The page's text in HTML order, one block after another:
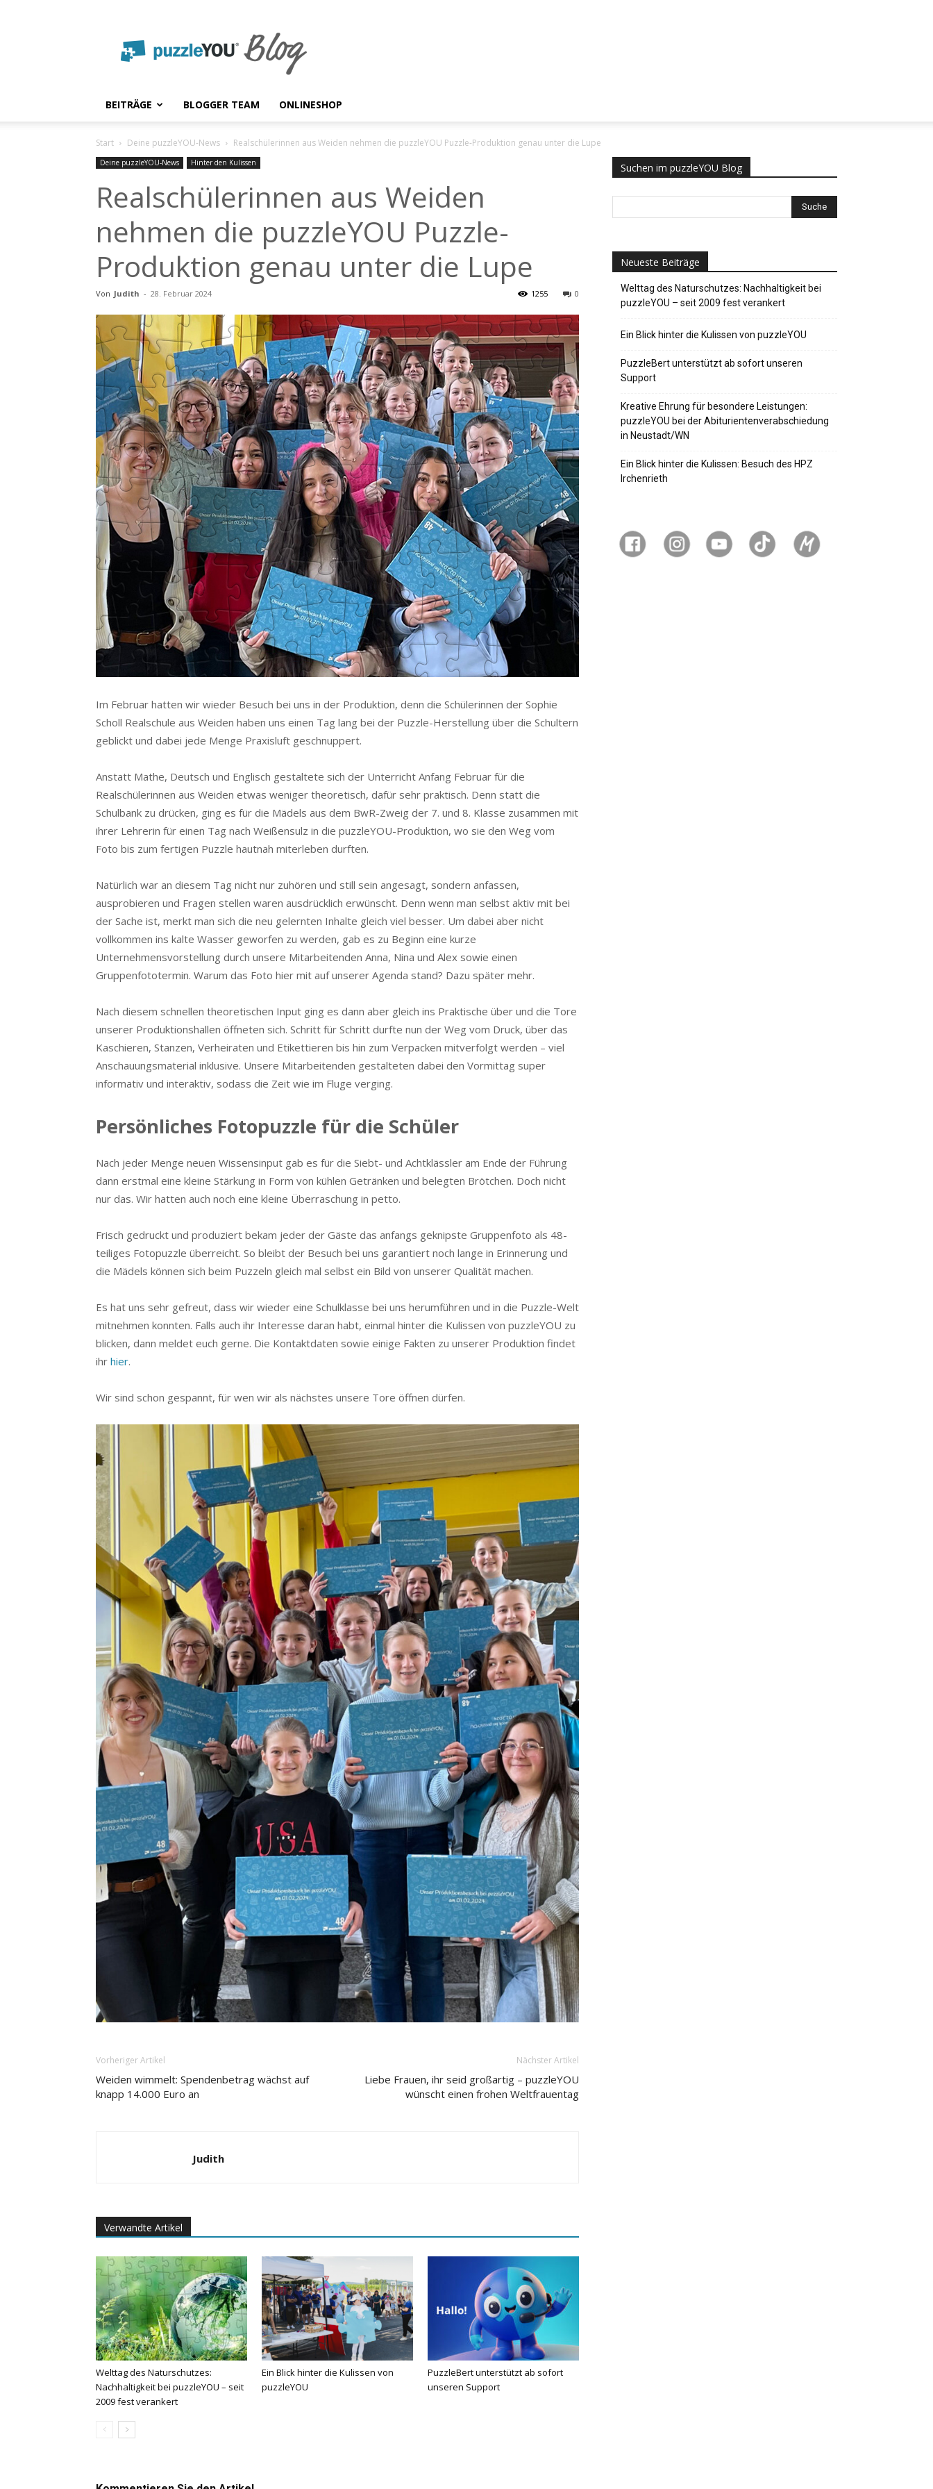
Blog
BEITRÄGE BLOGGER TEAM ONLINESHOP
Start Deine puzzleYOU-News Realschülerinnen aus Weiden nehmen die puzzleYOU Puzzle-Produktion genau unter die Lupe
Deine puzzleYOU-News Hinter den Kulissen
Realschülerinnen aus Weiden
nehmen die puzzleYOU Puzzle-
Produktion genau unter die Lupe
Von Judith - 28. Februar 2024 0
1255
Im Februar hatten wir wieder Besuch bei uns in der Produktion, denn die Schülerinnen der Sophie
Scholl Realschule aus Weiden haben uns einen Tag lang bei der Puzzle-Herstellung über die Schultern
geblickt und dabei jede Menge Praxisluft geschnuppert.
Anstatt Mathe, Deutsch und Englisch gestaltete sich der Unterricht Anfang Februar für die
Realschülerinnen aus Weiden etwas weniger theoretisch, dafür sehr praktisch. Denn statt die
Schulbank zu drücken, ging es für die Mädels aus dem BwR-Zweig der 7. und 8. Klasse zusammen mit
ihrer Lehrerin für einen Tag nach Weißensulz in die puzzleYOU-Produktion, wo sie den Weg vom
Foto bis zum fertigen Puzzle hautnah miterleben durften.
Natürlich war an diesem Tag nicht nur zuhören und still sein angesagt, sondern anfassen,
ausprobieren und Fragen stellen waren ausdrücklich erwünscht. Denn wenn man selbst aktiv mit bei
der Sache ist, merkt man sich die neu gelernten Inhalte gleich viel besser. Um dabei aber nicht
vollkommen ins kalte Wasser geworfen zu werden, gab es zu Beginn eine kurze
Unternehmensvorstellung durch unsere Mitarbeitenden Anna, Nina und Alex sowie einen
Gruppenfototermin. Warum das Foto hier mit auf unserer Agenda stand? Dazu später mehr.
Nach diesem schnellen theoretischen Input ging es dann aber gleich ins Praktische über und die Tore
unserer Produktionshallen öffneten sich. Schritt für Schritt durfte nun der Weg vom Druck, über das
Kaschieren, Stanzen, Verheiraten und Etikettieren bis hin zum Verpacken mitverfolgt werden – viel
Anschauungsmaterial inklusive. Unsere Mitarbeitenden gestalteten dabei den Vormittag super
informativ und interaktiv, sodass die Zeit wie im Fluge verging.
Persönliches Fotopuzzle für die Schüler
Nach jeder Menge neuen Wissensinput gab es für die Siebt- und Achtklässler am Ende der Führung
dann erstmal eine kleine Stärkung in Form von kühlen Getränken und belegten Brötchen. Doch nicht
nur das. Wir hatten auch noch eine kleine Überraschung in petto.
Frisch gedruckt und produziert bekam jeder der Gäste das anfangs geknipste Gruppenfoto als 48-
teiliges Fotopuzzle überreicht. So bleibt der Besuch bei uns garantiert noch lange in Erinnerung und
die Mädels können sich beim Puzzeln gleich mal selbst ein Bild von unserer Qualität machen.
Es hat uns sehr gefreut, dass wir wieder eine Schulklasse bei uns herumführen und in die Puzzle-Welt
mitnehmen konnten. Falls auch ihr Interesse daran habt, einmal hinter die Kulissen von puzzleYOU zu
blicken, dann meldet euch gerne. Die Kontaktdaten sowie einige Fakten zu unserer Produktion findet
ihr hier.
Wir sind schon gespannt, für wen wir als nächstes unsere Tore öffnen dürfen.
Vorheriger Artikel
Weiden wimmelt: Spendenbetrag wächst auf
knapp 14.000 Euro an
Nächster Artikel
Liebe Frauen, ihr seid großartig – puzzleYOU
wünscht einen frohen Weltfrauentag
Judith
Verwandte Artikel
Welttag des Naturschutzes:
Nachhaltigkeit bei puzzleYOU – seit
2009 fest verankert
Ein Blick hinter die Kulissen von
puzzleYOU
PuzzleBert unterstützt ab sofort
unseren Support
Suchen im puzzleYOU Blog
Neueste Beiträge
Welttag des Naturschutzes: Nachhaltigkeit bei
puzzleYOU – seit 2009 fest verankert
Ein Blick hinter die Kulissen von puzzleYOU
PuzzleBert unterstützt ab sofort unseren
Support
Kreative Ehrung für besondere Leistungen:
puzzleYOU bei der Abiturientenverabschiedung
in Neustadt/WN
Ein Blick hinter die Kulissen: Besuch des HPZ
Irchenrieth